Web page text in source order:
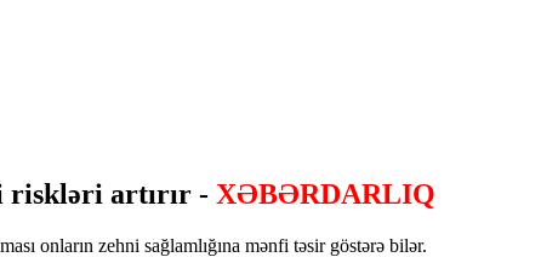
riskləri artırır - XƏBƏRDARLIQ
onların zehni sağlamlığına mənfi təsir göstərə bilər.